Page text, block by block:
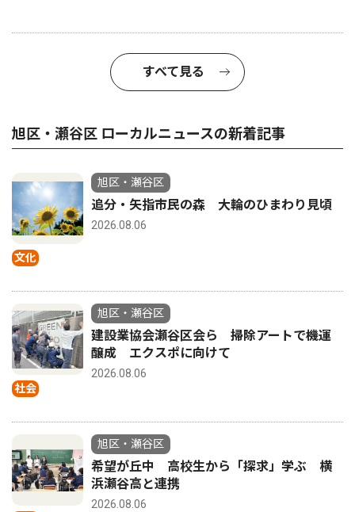
すべて見る
旭区・瀬谷区 ローカルニュースの新着記事
文化
旭区・瀬谷区
追分・矢指市民の森 大輪のひまわり見頃
2026.08.06
社会
旭区・瀬谷区
建設業協会瀬谷区会ら 掃除アートで機運
醸成 エクスポに向けて
2026.08.06
旭区・瀬谷区
希望が丘中 高校生から「探求」学ぶ 横
浜瀬谷高と連携
2026.08.06